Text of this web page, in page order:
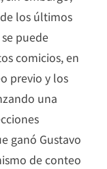
los últimos
puede
comicios, en
previo y los
una
ganó Gustavo
de conteo